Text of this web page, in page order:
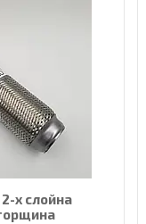
х слойна